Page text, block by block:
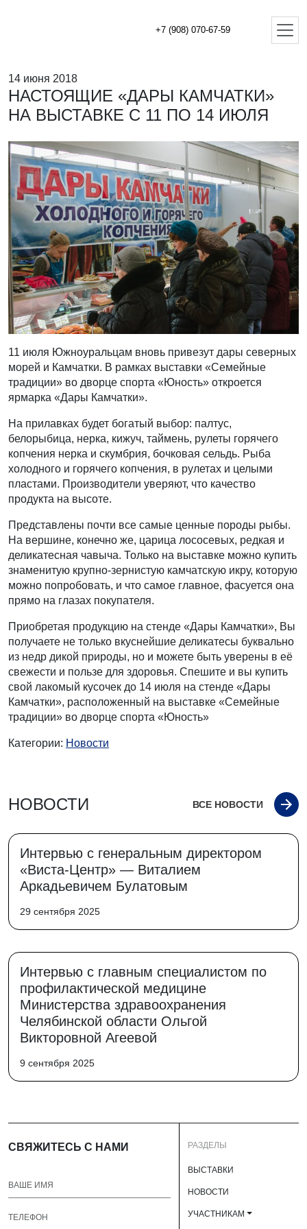
+7 (908) 070-67-59
14 июня 2018
НАСТОЯЩИЕ «ДАРЫ КАМЧАТКИ»
НА ВЫСТАВКЕ С 11 ПО 14 ИЮЛЯ
11 июля Южноуральцам вновь привезут дары северных
морей и Камчатки. В рамках выставки «Семейные
традиции» во дворце спорта «Юность» откроется
ярмарка «Дары Камчатки».
На прилавках будет богатый выбор: палтус,
белорыбица, нерка, кижуч, таймень, рулеты горячего
копчения нерка и скумбрия, бочковая сельдь. Рыба
холодного и горячего копчения, в рулетах и целыми
пластами. Производители уверяют, что качество
продукта на высоте.
Представлены почти все самые ценные породы рыбы.
На вершине, конечно же, царица лососевых, редкая и
деликатесная чавыча. Только на выставке можно купить
знаменитую крупно-зернистую камчатскую икру, которую
можно попробовать, и что самое главное, фасуется она
прямо на глазах покупателя.
Приобретая продукцию на стенде «Дары Камчатки», Вы
получаете не только вкуснейшие деликатесы буквально
из недр дикой природы, но и можете быть уверены в её
свежести и пользе для здоровья. Спешите и вы купить
свой лакомый кусочек до 14 июля на стенде «Дары
Камчатки», расположенный на выставке «Семейные
традиции» во дворце спорта «Юность»
Категории: Новости
НОВОСТИ ВСЕ НОВОСТИ
Интервью с генеральным директором
«Виста-Центр» — Виталием
Аркадьевичем Булатовым
29 сентября 2025
Интервью с главным специалистом по
профилактической медицине
Министерства здравоохранения
Челябинской области Ольгой
Викторовной Агеевой
9 сентября 2025
СВЯЖИТЕСЬ С НАМИ РАЗДЕЛЫ
ВЫСТАВКИ
НОВОСТИ
УЧАСТНИКАМ